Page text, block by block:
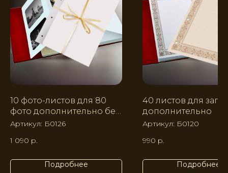
10 фото-листов для 80
фото дополнительно без
узора
Артикул: Б0126
1 090 р.
Подробнее
40 листов для
дополнительно
Артикул: Б0120
990 р.
Подробнее